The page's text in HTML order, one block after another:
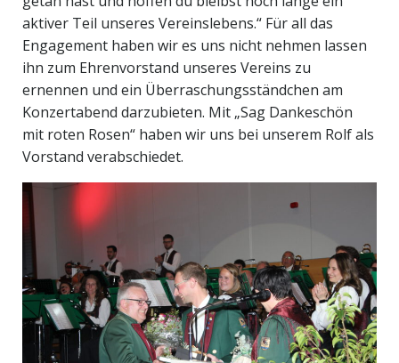
aktiver Teil unseres Vereinslebens.“ Für all das
Engagement haben wir es uns nicht nehmen lassen
ihn zum Ehrenvorstand unseres Vereins zu
ernennen und ein Überraschungsständchen am
Konzertabend darzubieten. Mit „Sag Dankeschön
mit roten Rosen“ haben wir uns bei unserem Rolf als
Vorstand verabschiedet.